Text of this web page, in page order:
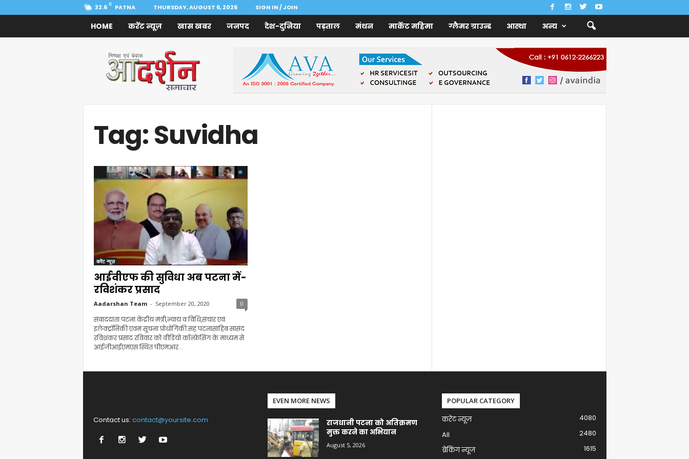
32.6 C PATNA THURSDAY, AUGUST 6, 2026 SIGN IN / JOIN
HOME करेंट न्यूज़ खास खबर जनपद देश-दुनिया पड़ताल मंथन मार्केट महिमा ग्लैमर ग्राउन्ड आस्था अन्य
Samachar
Tag: Suvidha
करेंट न्यूज़
आईवीएफ की सुविधा अब पटना में-
रविशंकर प्रसाद
Aadarshan Team - September 20, 2020 0
संवाददाता.पटना.केंद्रीय मंत्री,न्याय व विधि,संचार एवं
इलेक्ट्रॉनिकी एवमं सूचना प्रोधोगिकी सह पटनासाहिब सासंद
रविशंकर प्रसाद रविवार को वीडियो कॉन्फ्रेंसिंग के माध्यम से
आईजीआईएमएस स्थित पीएमआर...
Contact us: contact@yoursite.com
EVEN MORE NEWS
राजधानी पटना को अतिक्रमण
मुक्त करने का अभियान
August 5, 2026
POPULAR CATEGORY
करेंट न्यूज़
4080
All
2480
ब्रेकिंग न्यूज
1615